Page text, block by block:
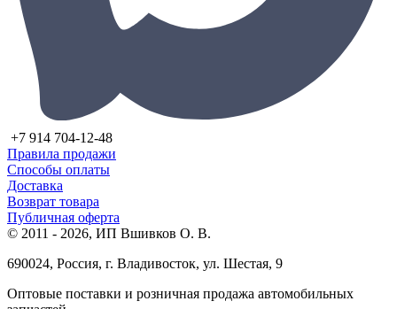
+7 914 704-12-48
Правила продажи
Способы оплаты
Доставка
Возврат товара
Публичная оферта
© 2011 - 2026, ИП Вшивков О. В.
690024, Россия, г. Владивосток, ул. Шестая, 9
Оптовые поставки и розничная продажа автомобильных